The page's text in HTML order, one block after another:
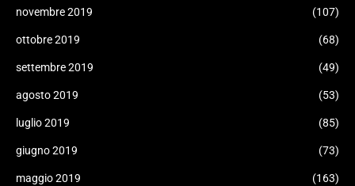
novembre 2019 (107)
ottobre 2019 (68)
settembre 2019 (49)
agosto 2019 (53)
luglio 2019 (85)
giugno 2019 (73)
maggio 2019 (163)